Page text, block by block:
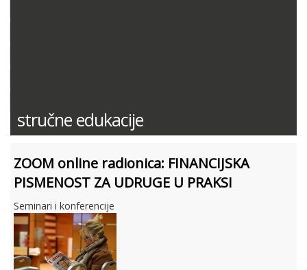
stručne edukacije
ZOOM online radionica: FINANCIJSKA
PISMENOST ZA UDRUGE U PRAKSI
Seminari i konferencije